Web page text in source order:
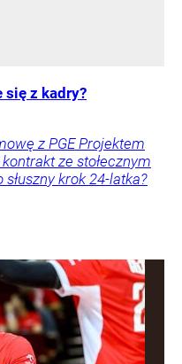
się z kadry?
z PGE Projektem
ze stołecznym
krok 24-latka?